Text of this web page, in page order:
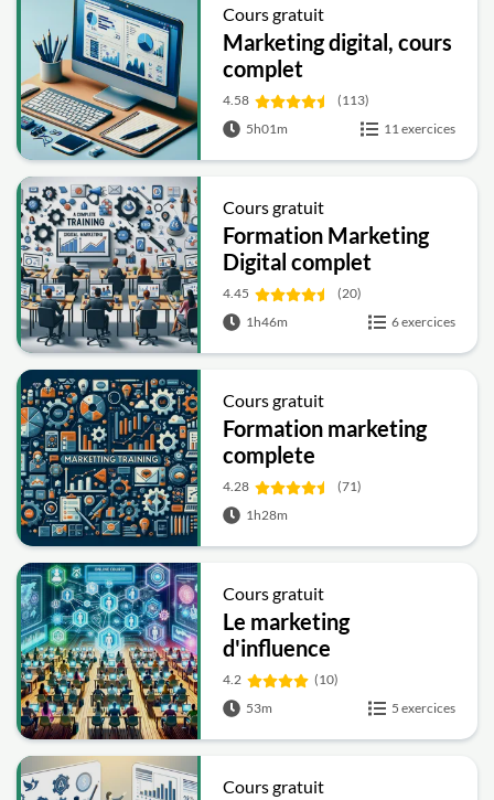
Cours gratuit
Marketing digital, cours
complet
4.58
(113)
5h01m
11 exercices
Cours gratuit
Formation Marketing
Digital complet
4.45
(20)
1h46m
6 exercices
Cours gratuit
Formation marketing
complete
4.28
(71)
1h28m
Cours gratuit
Le marketing
d'influence
4.2
(10)
53m
5 exercices
Cours gratuit